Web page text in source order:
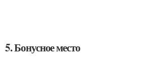
5. Бонусное место